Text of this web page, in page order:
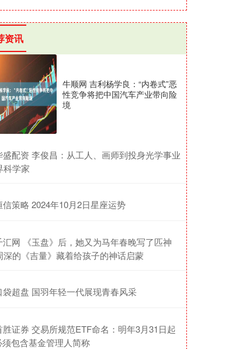
资讯
牛顺网 吉利杨学良：“内卷式”恶
性竞争将把中国汽车产业带向险
境
盛配资 李俊昌：从工人、画师到投身光学事业
科学家
信策略 2024年10月2日星座运势
汇网 《玉盘》后，她又为马年春晚写了匹神
深的《吉量》藏着给孩子的神话启蒙
袋超盘 国羽年轻一代展现青春风采
胜证券 交易所规范ETF命名：明年3月31日起
须包含基金管理人简称